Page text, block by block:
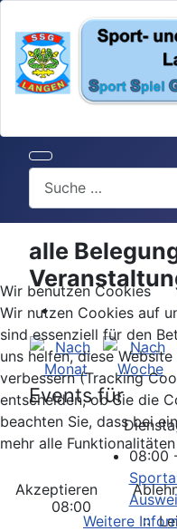
Search
alle
Events für
08:00
08:00
::
Wir benutzen Cookies
Wir nutzen Cookies auf
sind essenziell für den
uns helfen, diese
verbessern (Tracking
entscheiden, ob Sie die
beachten Sie, dass bei
mehr alle
Akzeptieren
Weitere